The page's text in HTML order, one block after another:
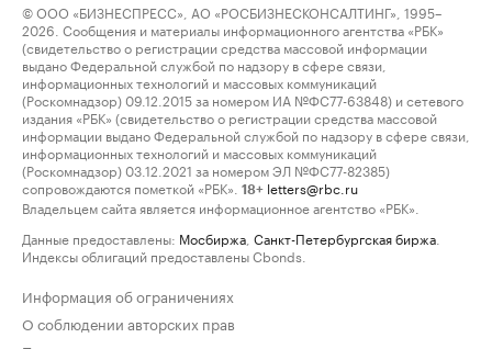
© ООО «БИЗНЕСПРЕСС», АО «РОСБИЗНЕСКОНСАЛТИНГ», 1995–
2026. Сообщения и материалы информационного агентства «РБК»
(свидетельство о регистрации средства массовой информации
выдано Федеральной службой по надзору в сфере связи,
информационных технологий и массовых коммуникаций
(Роскомнадзор) 09.12.2015 за номером ИА №ФС77-63848) и сетевого
издания «РБК» (свидетельство о регистрации средства массовой
информации выдано Федеральной службой по надзору в сфере связи,
информационных технологий и массовых коммуникаций
(Роскомнадзор) 03.12.2021 за номером ЭЛ №ФС77-82385)
сопровождаются пометкой «РБК».
18+ letters@rbc.ru
Владельцем сайта является информационное агентство «РБК».
Данные предоставлены: Мосбиржа Санкт-Петербургская биржа
Индексы облигаций предоставлены Cbonds.
Информация об ограничениях
О соблюдении авторских прав